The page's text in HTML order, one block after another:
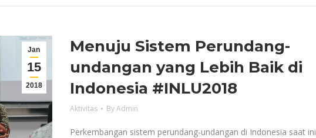
Jan
15
2018
Menuju Sistem Perundang-
undangan yang Lebih Baik di
Indonesia #INLU2018
Aktivitas ByAdmin
Perkembangan sistem perundang-undangan di Indonesia saat ini